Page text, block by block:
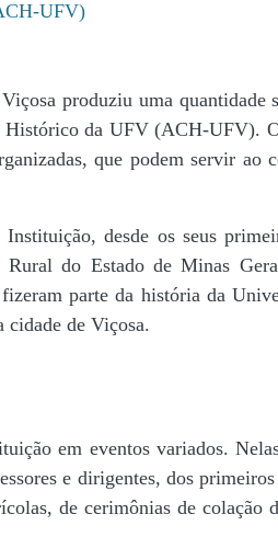
UFV)
produziu uma
Histórico da UFV (ACH-UFV).
que podem servir
desde os seus
do Estado de Minas
parte da história da
cidade de Viçosa.
em eventos variados.
e dirigentes, ​dos
de cerimônias de